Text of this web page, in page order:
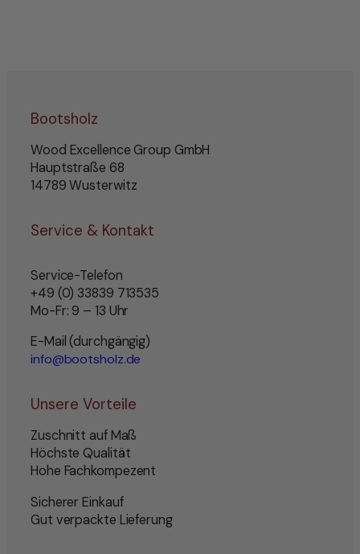
Bootsholz
Wood Excellence Group GmbH
Hauptstraße 68
14789 Wusterwitz
Service & Kontakt
Service-Telefon
+49 (0) 33839 713535
Mo-Fr: 9 – 13 Uhr
E-Mail (durchgängig)
info@bootsholz.de
Unsere Vorteile
Zuschnitt auf Maß
Höchste Qualität
Hohe Fachkompezent
Sicherer Einkauf
Gut verpackte Lieferung